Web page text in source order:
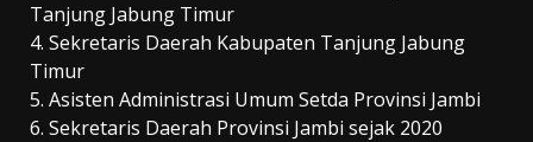
Tanjung Jabung Timur
4. Sekretaris Daerah Kabupaten Tanjung Jabung
Timur
5. Asisten Administrasi Umum Setda Provinsi Jambi
6. Sekretaris Daerah Provinsi Jambi sejak 2020